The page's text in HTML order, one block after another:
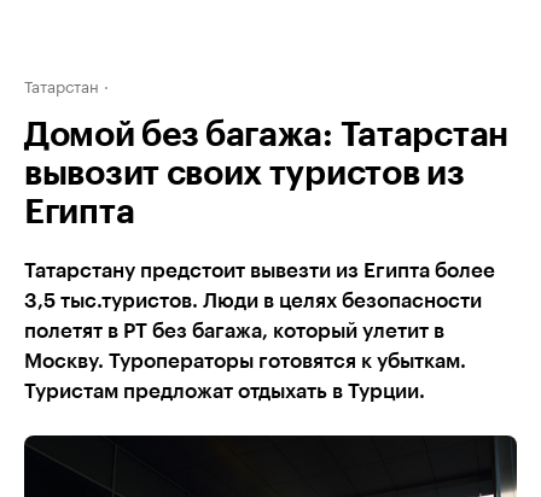
Татарстан
Домой без багажа: Татарстан
вывозит своих туристов из
Египта
Татарстану предстоит вывезти из Египта более
3,5 тыс.туристов. Люди в целях безопасности
полетят в РТ без багажа, который улетит в
Москву. Туроператоры готовятся к убыткам.
Туристам предложат отдыхать в Турции.